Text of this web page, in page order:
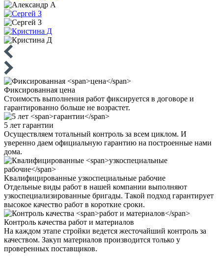
Фиксированная цена
Стоимость выполнения работ фиксируется в договоре и
гарантированно больше не возрастет.
5 лет гарантии
Осуществляем тотальный контроль за всем циклом. И
уверенно даем официальную гарантию на построенные нами
дома.
Квалифицированные узкоспециальные рабочие
Отдельные виды работ в нашей компании выполняют
узкоспециализированные бригады. Такой подход гарантирует
высокое качество работ в короткие сроки.
Контроль качества работ и материалов
На каждом этапе стройки ведется жесточайший контроль за
качеством. Закуп материалов производится только у
проверенных поставщиков.